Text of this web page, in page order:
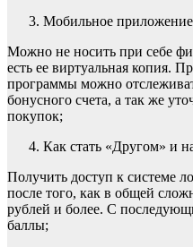
Мобильное приложение:
Можно не носить при себе
есть ее виртуальная копия.
программы можно
бонусного счета, а так же
покупок;
Как стать «Другом» и
Получить доступ к системе
после того, как в общей
рублей и более. С
баллы;